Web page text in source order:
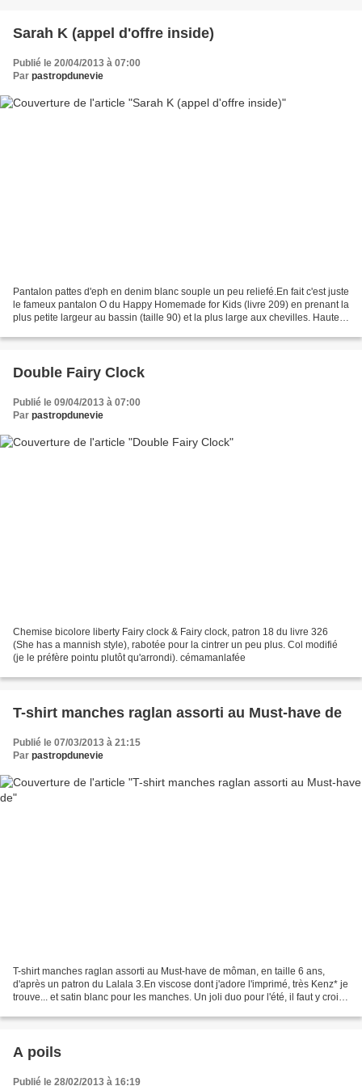
Sarah K (appel d'offre inside)
Publié le 20/04/2013 à 07:00
Par pastropdunevie
Pantalon pattes d'eph en denim blanc souple un peu reliefé.En fait c'est juste
le fameux pantalon O du Happy Homemade for Kids (livre 209) en prenant la
plus petite largeur au bassin (taille 90) et la plus large aux chevilles. Hauteur
Double Fairy Clock
Publié le 09/04/2013 à 07:00
Par pastropdunevie
Chemise bicolore liberty Fairy clock & Fairy clock, patron 18 du livre 326
(She has a mannish style), rabotée pour la cintrer un peu plus. Col modifié
(je le préfère pointu plutôt qu'arrondi). cémamanlafée
T-shirt manches raglan assorti au Must-have de
Publié le 07/03/2013 à 21:15
Par pastropdunevie
T-shirt manches raglan assorti au Must-have de môman, en taille 6 ans,
d'après un patron du Lalala 3.En viscose dont j'adore l'imprimé, très Kenz* je
trouve... et satin blanc pour les manches. Un joli duo pour l'été, il faut y croire
A poils
Publié le 28/02/2013 à 16:19